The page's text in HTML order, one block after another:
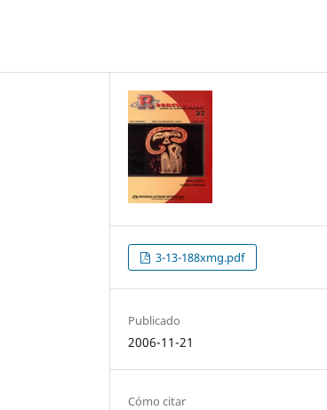
3-13-188xmg.pdf
Publicado
2006-11-21
Cómo citar